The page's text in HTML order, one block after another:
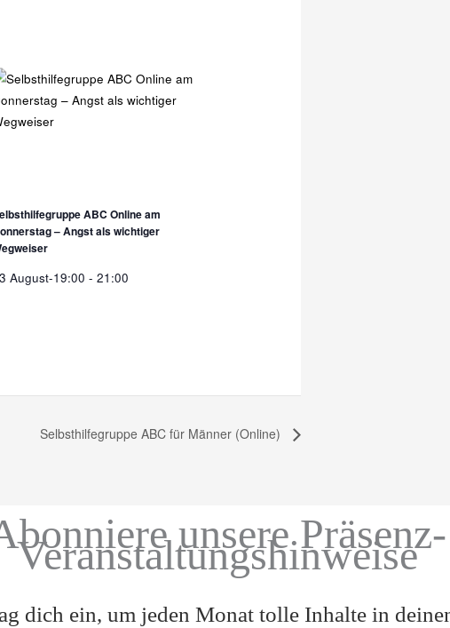
ABC Online am
– Angst als wichtiger
August-19:00 - 21:00
Selbsthilfegruppe ABC für Männer (Online)
unsere Präsenz-
Veranstaltungshinweise
dich ein, um jeden Monat tolle Inhalte in